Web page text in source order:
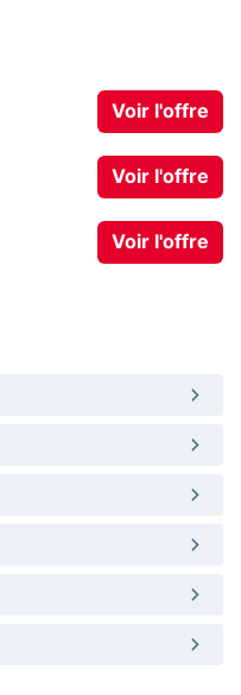
Voir l'offre
Voir l'offre
Voir l'offre